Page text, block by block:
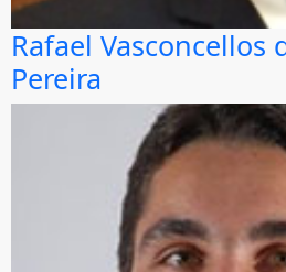
Rafael Vasconcellos
Pereira